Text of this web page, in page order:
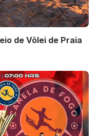
de Vôlei de Praia